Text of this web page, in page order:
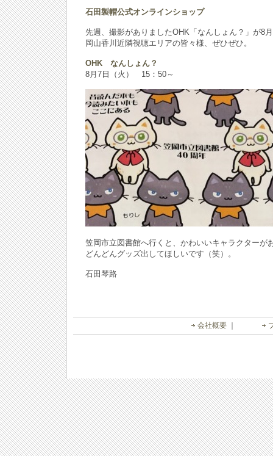
石田製帽公式オンラインショップ
先週、撮影がありましたOHK「なんしょん？」が8
岡山香川近隣視聴エリアの皆々様、ぜひぜひ。
OHK なんしょん？
8月7日（火） 15：50～
笠岡市立図書館へ行くと、かわいいキャラクターが
どんどんグッズ出してほしいです（笑）。
石田琴路
会社概要